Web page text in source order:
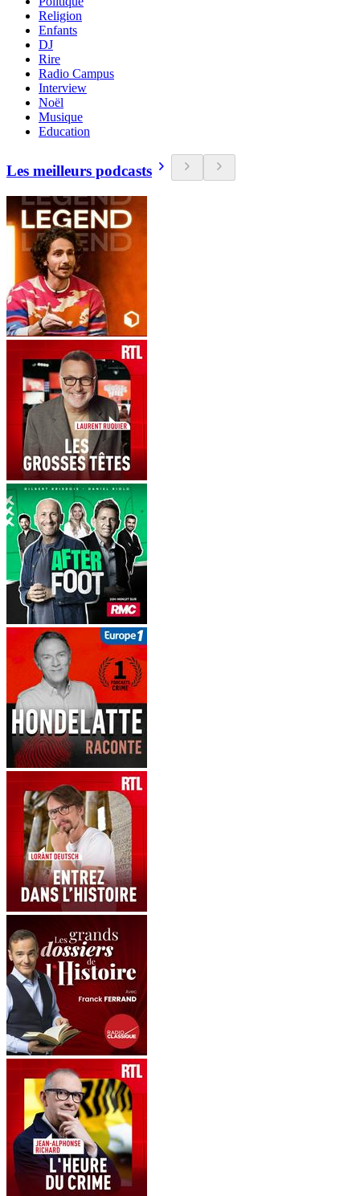
Religion
Enfants
DJ
Rire
Radio Campus
Interview
Noël
Musique
Education
Les meilleurs podcasts